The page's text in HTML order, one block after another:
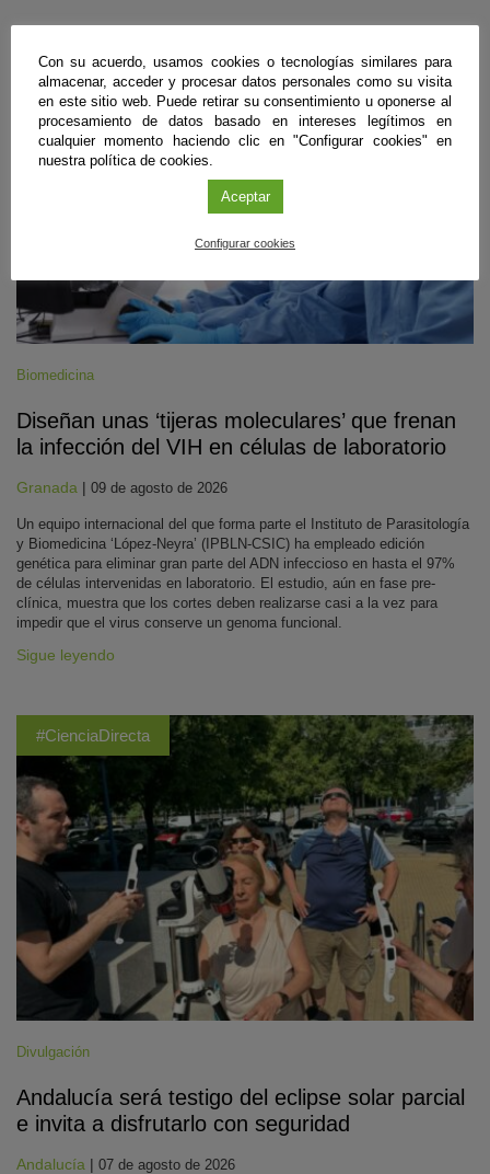
#CienciaDirecta
Biomedicina
Diseñan unas ‘tijeras moleculares’ que frenan
la infección del VIH en células de laboratorio
Granada | 09 de agosto de 2026
Un equipo internacional del que forma parte el Instituto de Parasitología
y Biomedicina ‘López-Neyra’ (IPBLN-CSIC) ha empleado edición
genética para eliminar gran parte del ADN infeccioso en hasta el 97%
de células intervenidas en laboratorio. El estudio, aún en fase pre-
clínica, muestra que los cortes deben realizarse casi a la vez para
impedir que el virus conserve un genoma funcional.
Sigue leyendo
#CienciaDirecta
Divulgación
Andalucía será testigo del eclipse solar parcial
e invita a disfrutarlo con seguridad
Andalucía | 07 de agosto de 2026
Con su acuerdo, usamos cookies o tecnologías similares para
almacenar, acceder y procesar datos personales como su visita
en este sitio web. Puede retirar su consentimiento u oponerse al
procesamiento de datos basado en intereses legítimos en
cualquier momento haciendo clic en "Configurar cookies" en
nuestra política de cookies.
Aceptar
Configurar cookies